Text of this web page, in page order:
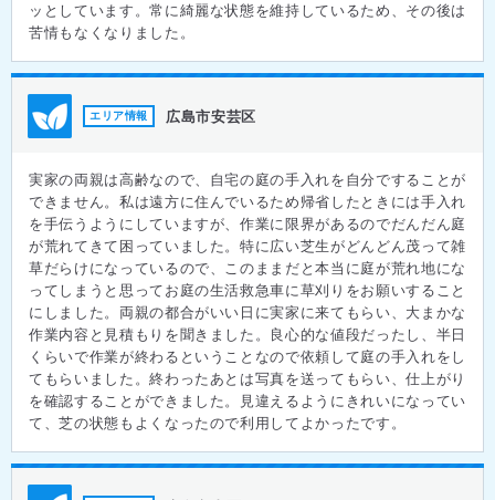
ッとしています。常に綺麗な状態を維持しているため、その後は
苦情もなくなりました。
エリア情報 広島市安芸区
実家の両親は高齢なので、自宅の庭の手入れを自分ですることが
できません。私は遠方に住んでいるため帰省したときには手入れ
を手伝うようにしていますが、作業に限界があるのでだんだん庭
が荒れてきて困っていました。特に広い芝生がどんどん茂って雑
草だらけになっているので、このままだと本当に庭が荒れ地にな
ってしまうと思ってお庭の生活救急車に草刈りをお願いすること
にしました。両親の都合がいい日に実家に来てもらい、大まかな
作業内容と見積もりを聞きました。良心的な値段だったし、半日
くらいで作業が終わるということなので依頼して庭の手入れをし
てもらいました。終わったあとは写真を送ってもらい、仕上がり
を確認することができました。見違えるようにきれいになってい
て、芝の状態もよくなったので利用してよかったです。